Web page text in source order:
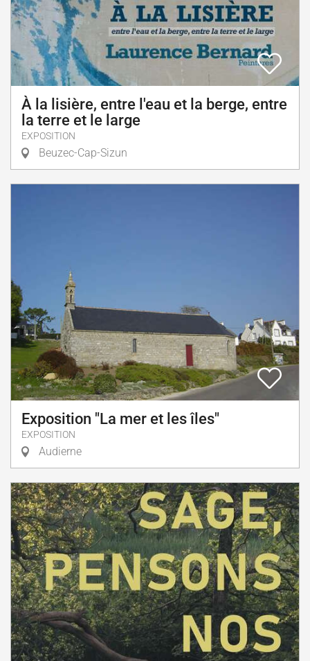
À la lisière, entre l'eau et la berge, entre
la terre et le large
EXPOSITION
Beuzec-Cap-Sizun
Exposition "La mer et les îles"
EXPOSITION
Audierne